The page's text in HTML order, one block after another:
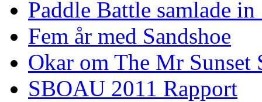
Paddle Battle samlade
Fem år med Sandshoe
Okar om The Mr Sunset
SBOAU 2011 Rapport